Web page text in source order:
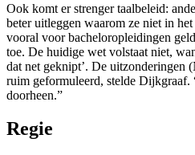
Ook komt er strenger taalbeleid:
beter uitleggen waarom ze niet in
vooral voor bacheloropleidingen
toe. De huidige wet volstaat niet,
dat net geknipt’. De
ruim geformuleerd, stelde Dijkgraaf.
doorheen.”
Regie